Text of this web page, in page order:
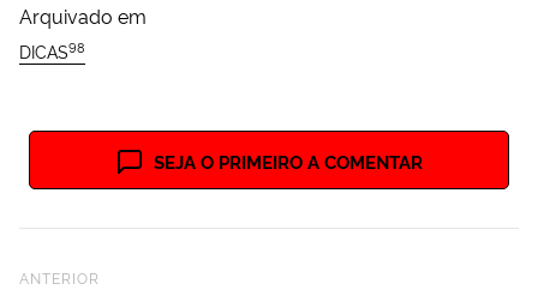
Arquivado em
DICAS98
SEJA O PRIMEIRO A COMENTAR
Previous Post
ANTERIOR